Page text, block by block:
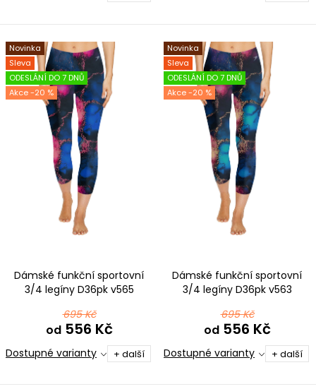
Novinka
Sleva
ODESLÁNÍ DO 7 DNŮ
-20 %
Dámské funkční sportovní
3/4 legíny D36pk v565
695 Kč
od556 Kč
Dostupné varianty + další
Novinka
Sleva
ODESLÁNÍ DO 7 DNŮ
-20 %
Dámské funkční sportovní
3/4 legíny D36pk v563
695 Kč
od556 Kč
Dostupné varianty + další